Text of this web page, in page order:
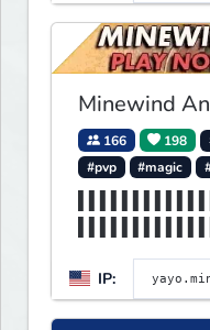
Minewind
166 198
#pvp
#magic
IP: